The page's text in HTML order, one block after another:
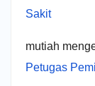
Sakit
mutiah
Petugas